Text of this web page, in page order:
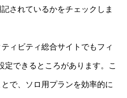
されているかをチェックしま
ィビティ総合サイトでもフィ
定できるところがあります。こ
で、ソロ用プランを効率的に